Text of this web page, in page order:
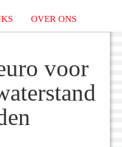
OVER ONS
voor